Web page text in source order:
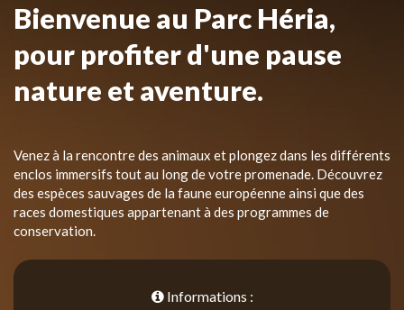
Bienvenue au Parc Héria,
pour profiter d'une pause
nature et aventure.
Venez à la rencontre des animaux et plongez dans les différents
enclos immersifs tout au long de votre promenade. Découvrez
des espèces sauvages de la faune européenne ainsi que des
races domestiques appartenant à des programmes de
conservation.
Informations :